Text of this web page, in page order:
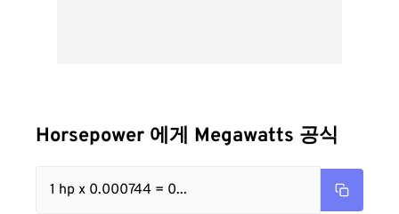
Horsepower 에게 Megawatts 공식
1 hp x 0.000744 = 0...